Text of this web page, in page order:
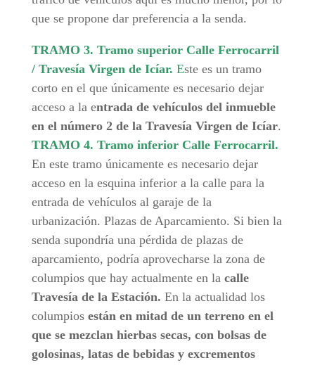
que se propone dar preferencia a la senda.
TRAMO 3. Tramo superior Calle Ferrocarril
/ Travesía Virgen de Icíar. Este es un tramo
corto en el que únicamente es necesario dejar
acceso a la entrada de vehículos del inmueble
en el número 2 de la Travesía Virgen de Icíar.
TRAMO 4. Tramo inferior Calle Ferrocarril.
En este tramo únicamente es necesario dejar
acceso en la esquina inferior a la calle para la
entrada de vehículos al garaje de la
urbanización. Plazas de Aparcamiento. Si bien la
senda supondría una pérdida de plazas de
aparcamiento, podría aprovecharse la zona de
columpios que hay actualmente en la calle
Travesía de la Estación. En la actualidad los
columpios están en mitad de un terreno en el
que se mezclan hierbas secas, con bolsas de
golosinas, latas de bebidas y excrementos